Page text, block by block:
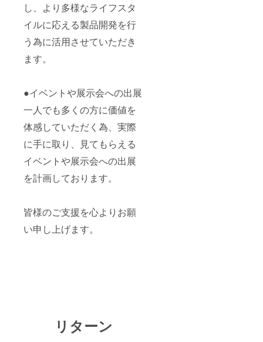
し、より多様なライフスタ
イルに応える製品開発を行
う為に活用させていただき
ます。
●イベントや展示会への出展
一人でも多くの方に価値を
体感していただく為、実際
に手に取り、見てもらえる
イベントや展示会への出展
を計画しております。
皆様のご支援を心よりお願
い申し上げます。
リターン